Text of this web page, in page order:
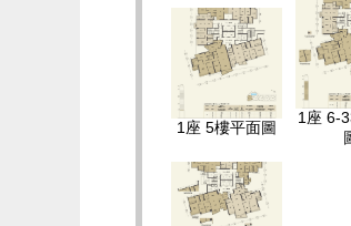
1座 5樓平面圖
1座 6-